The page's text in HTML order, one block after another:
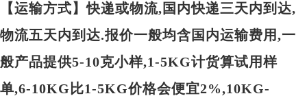
【运输方式】快递或物流,国内快递三天内到达,
物流五天内到达.报价一般均含国内运输费用,一
般产品提供5-10克小样,1-5KG计货算试用样
单,6-10KG比1-5KG价格会便宜2%,10KG-